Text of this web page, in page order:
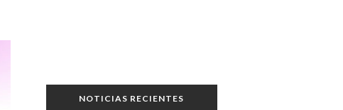
NOTICIAS RECIENTES